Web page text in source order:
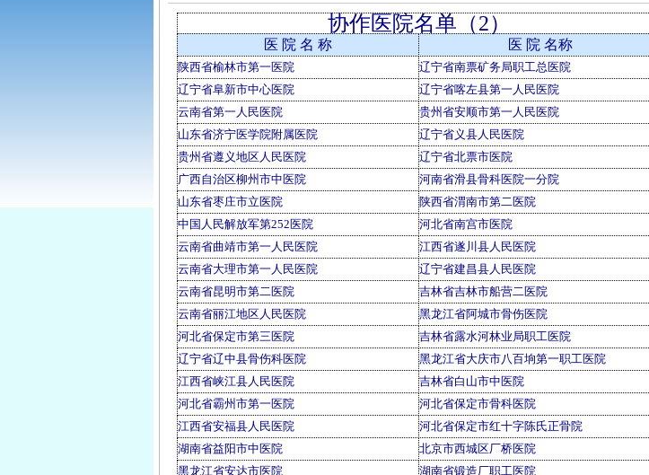
协作医院名单（2）
医 院 名 称 医 院 名称
陕西省榆林市第一医院
辽宁省南票矿务局职工总医院
辽宁省阜新市中心医院
辽宁省喀左县第一人民医院
云南省第一人民医院
贵州省安顺市第一人民医院
山东省济宁医学院附属医院
辽宁省义县人民医院
贵州省遵义地区人民医院
辽宁省北票市医院
广西自治区柳州市中医院
河南省滑县骨科医院一分院
山东省枣庄市立医院
陕西省渭南市第二医院
中国人民解放军第252医院
河北省南宫市医院
云南省曲靖市第一人民医院
江西省遂川县人民医院
云南省大理市第一人民医院
辽宁省建昌县人民医院
云南省昆明市第二医院
吉林省吉林市船营二医院
云南省丽江地区人民医院
黑龙江省阿城市骨伤医院
河北省保定市第三医院
吉林省露水河林业局职工医院
辽宁省辽中县骨伤科医院
黑龙江省大庆市八百垧第一职工医院
江西省峡江县人民医院
吉林省白山市中医院
河北省霸州市第一医院
河北省保定市骨科医院
江西省安福县人民医院
河北省保定市红十字陈氏正骨院
湖南省益阳市中医院
北京市西城区厂桥医院
黑龙江省安达市医院
湖南省锻造厂职工医院